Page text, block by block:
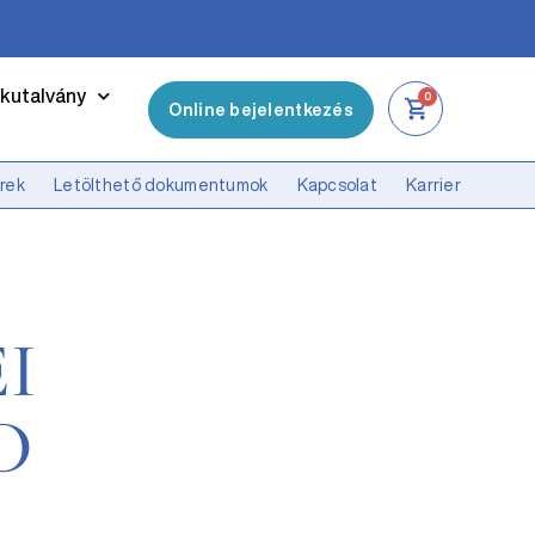
Online bejelentkezés
0
Letölthető dokumentumok Kapcsolat Karrier